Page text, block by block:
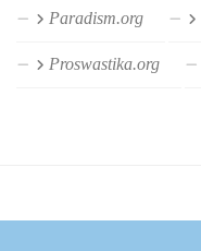
Paradism.org
Proswastika.org